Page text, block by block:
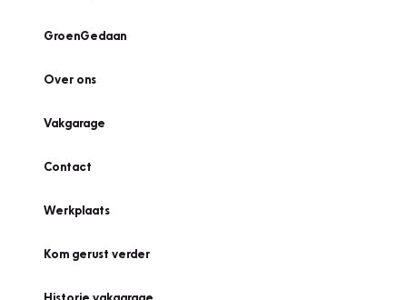
GroenGedaan
Over ons
Vakgarage
Contact
Werkplaats
Kom gerust verder